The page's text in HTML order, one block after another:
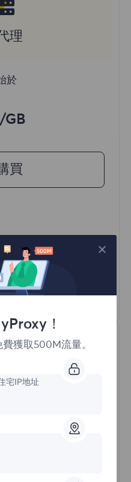
理
於
/GB
買
！
獲取500M流量。
宅IP地址